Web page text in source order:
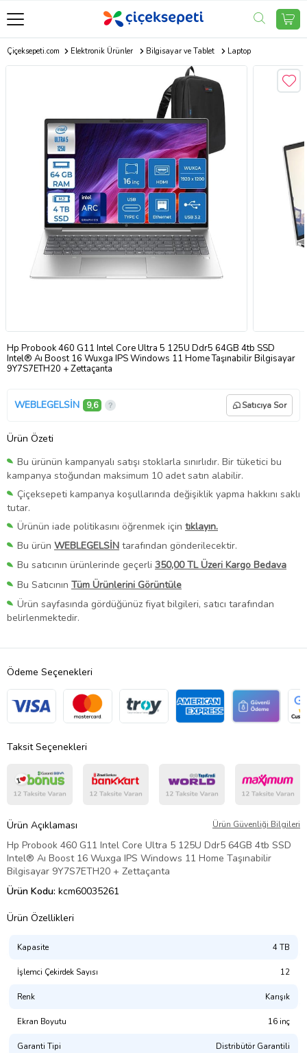
Çiçeksepeti.com Elektronik Ürünler Bilgisayar ve Tablet Laptop
Hp Probook 460 G11 Intel Core Ultra 5 125U Ddr5 64GB 4tb SSD
Intel® Aı Boost 16 Wuxga IPS Windows 11 Home Taşınabilir Bilgisayar
9Y7S7ETH20 + Zettaçanta
WEBLEGELSİN 9,6 Satıcıya Sor
Ürün Özeti
Bu ürünün kampanyalı satışı stoklarla sınırlıdır. Bir tüketici bu
kampanya stoğundan maksimum 10 adet satın alabilir.
Çiçeksepeti kampanya koşullarında değişiklik yapma hakkını saklı
tutar.
Ürünün iade politikasını öğrenmek için tıklayın.
Bu ürün WEBLEGELSİN tarafından gönderilecektir.
Bu satıcının ürünlerinde geçerli 350,00 TL Üzeri Kargo Bedava
Bu Satıcının Tüm Ürünlerini Görüntüle
Ürün sayfasında gördüğünüz fiyat bilgileri, satıcı tarafından
belirlenmektedir.
Ödeme Seçenekleri
Taksit Seçenekleri
Ürün Açıklaması Ürün Güvenliği Bilgileri
Hp Probook 460 G11 Intel Core Ultra 5 125U Ddr5 64GB 4tb SSD
Intel® Aı Boost 16 Wuxga IPS Windows 11 Home Taşınabilir
Bilgisayar 9Y7S7ETH20 + Zettaçanta
Ürün Kodu: kcm60035261
Ürün Özellikleri
Kapasite 4 TB
İşlemci Çekirdek Sayısı 12
Renk Karışık
Ekran Boyutu 16 inç
Garanti Tipi Distribütör Garantili